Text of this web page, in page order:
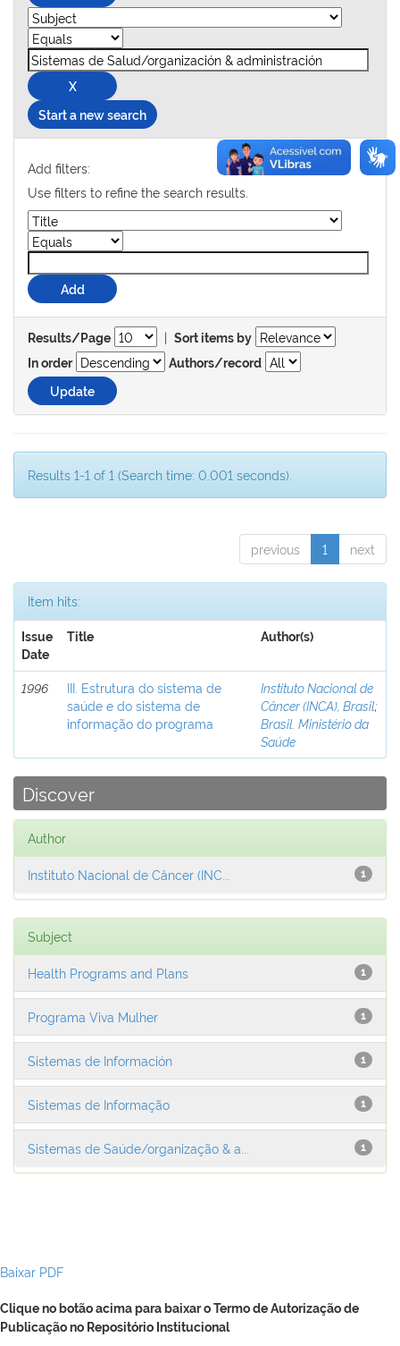
Start a new search
Add filters:
Use filters to refine the search results.
Results/Page | Sort items by
In order
Authors/record
Results 1-1 of 1 (Search time: 0.001 seconds).
previous 1 next
Item hits:
Issue
Date
Title Author(s)
1996
III. Estrutura do sistema de
saúde e do sistema de
informação do programa
Instituto Nacional de
Câncer (INCA), Brasil;
Brasil. Ministério da
Saúde
Discover
Author
1
Instituto Nacional de Câncer (INC...
Subject
1
Health Programs and Plans
1
Programa Viva Mulher
1
Sistemas de Información
1
Sistemas de Informação
1
Sistemas de Saúde/organização & a...
Baixar PDF
Clique no botão acima para baixar o Termo de Autorização de
Publicação no Repositório Institucional